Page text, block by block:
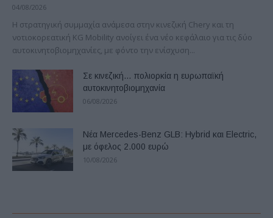
04/08/2026
H στρατηγική συμμαχία ανάμεσα στην κινεζική Chery και τη
νοτιοκορεατική KG Mobility ανοίγει ένα νέο κεφάλαιο για τις δύο
αυτοκινητοβιομηχανίες, με φόντο την ενίσχυση...
Σε κινεζική… πολιορκία η ευρωπαϊκή
αυτοκινητοβιομηχανία
06/08/2026
Νέα Mercedes-Benz GLB: Hybrid και Electric,
με όφελος 2.000 ευρώ
10/08/2026